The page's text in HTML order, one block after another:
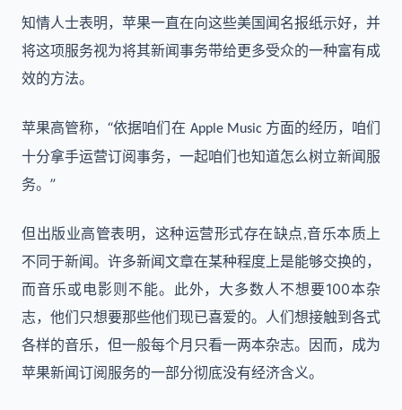
知情人士表明，苹果一直在向这些美国闻名报纸示好，并
将这项服务视为将其新闻事务带给更多受众的一种富有成
效的方法。
苹果高管称，“依据咱们在 Apple Music 方面的经历，咱们
十分拿手运营订阅事务， 一起咱们 也知道怎么树立新闻服
务。”
但出版业高管表明， 这种运营形式存在缺点,音乐本质上
不同于新闻。许多新闻文章在某种程度上是能够交换的，
而音乐或电影则不能。此外，大多数人不想要100本杂
志， 他们只想要那些他们现已喜爱的。
人们想接触到各式
各样的音乐，但一般每个月只看一两本杂志。
因而， 成为
苹果新闻订阅服务的一部分彻底没有经济含义。